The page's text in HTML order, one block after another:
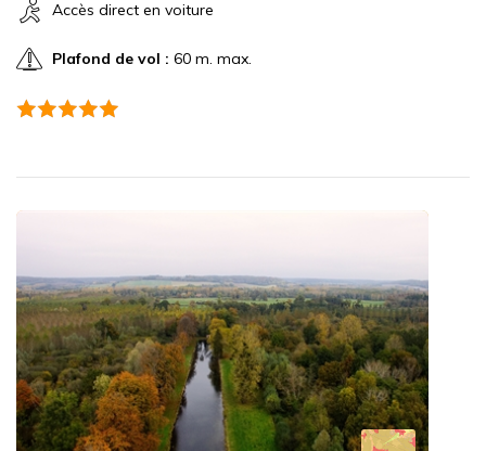
Accès direct en voiture
Plafond de vol : 60 m. max.